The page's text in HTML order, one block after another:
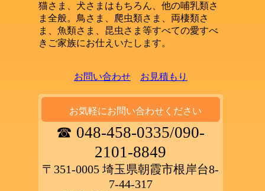
猫さま、犬さまはもちろん、他の哺乳類さ
ま全般。鳥さま、爬虫類さま、両棲類さ
ま、魚類さま、昆虫さま等すべての愛すべ
きご家族にお仕えいたします。
お問い合わせ お見積もり
お気軽にお問い合わせください
☎ 048-458-0335/090-
2101-8849
〒351-0005 埼玉県朝霞市根岸台8-
7-44-317